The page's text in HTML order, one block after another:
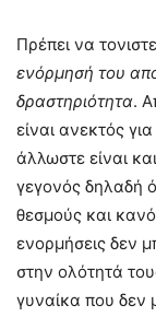
Πρέπει να
ενόρμησή του
δραστηριότητα.
είναι ανεκτός
άλλωστε είναι
γεγονός δηλαδή
θεσμούς και
ενορμήσεις δεν
στην ολότητά
γυναίκα που δεν